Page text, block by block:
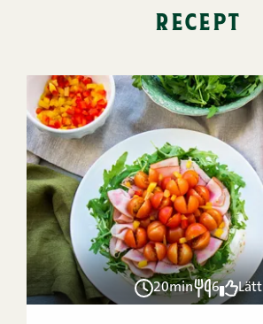
recept
20min 6 Lätt